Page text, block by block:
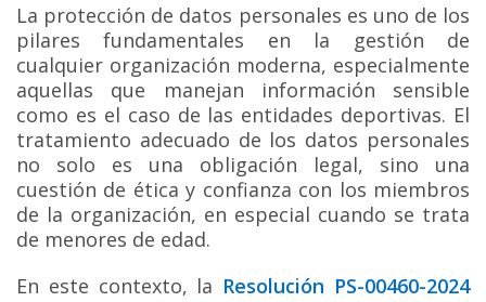
La protección de datos personales es uno de los
pilares fundamentales en la gestión de
cualquier organización moderna, especialmente
aquellas que manejan información sensible
como es el caso de las entidades deportivas. El
tratamiento adecuado de los datos personales
no solo es una obligación legal, sino una
cuestión de ética y confianza con los miembros
de la organización, en especial cuando se trata
de menores de edad.
En este contexto, la Resolución PS-00460-2024